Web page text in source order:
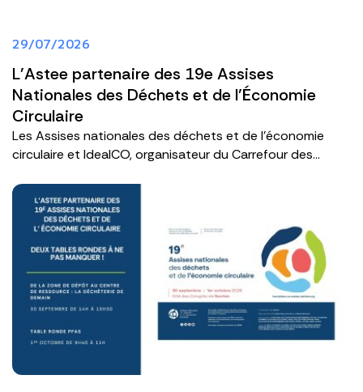
29/07/2026
L'Astee partenaire des 19e Assises
Nationales des Déchets et de l’Économie
Circulaire
Les Assises nationales des déchets et de l’économie
circulaire et IdealCO, organisateur du Carrefour des...